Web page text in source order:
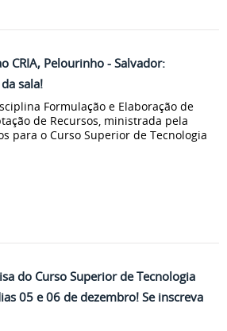
CRIA, Pelourinho - Salvador:
sala!
Formulação e Elaboração de
de Recursos, ministrada pela
para o Curso Superior de Tecnologia
do Curso Superior de Tecnologia
05 e 06 de dezembro! Se inscreva